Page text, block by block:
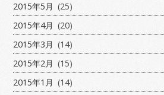
2015年5月 (25)
2015年4月 (20)
2015年3月 (14)
2015年2月 (15)
2015年1月 (14)